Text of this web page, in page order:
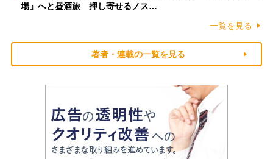
場」へと昼酒旅 押し寄せるノス…
一覧を見る
著者・連載の一覧を見る